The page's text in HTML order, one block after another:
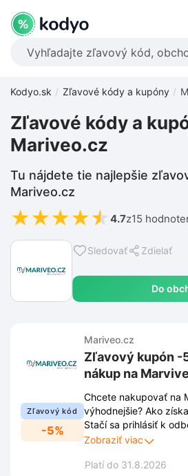
Kodyo.sk Zľavové kódy a kupóny
Sledovať Zdielať
Do
Zľavové kódy a
Mariveo.cz
Tu nájdete tie najlepšie
Mariveo.cz
★★★★★ 4.7z15
Zľavový kód
-5%
Mariveo.cz
Zľavový kupón -
nákup na
Chcete nakupovať na
výhodnejšie? Ako
Stačí sa prihlásiť k
vyskakovacie okno na
obraze o najnovších
Zobraziť viac
Platí do 31.8.2026